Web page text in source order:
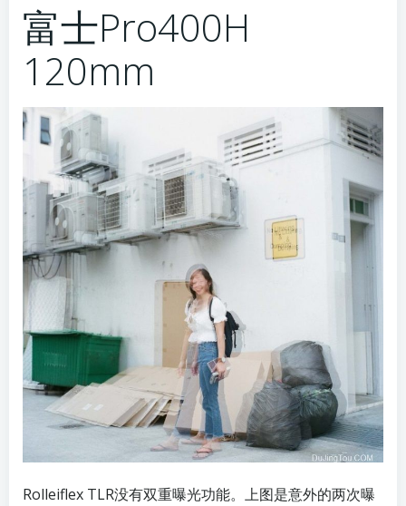
富士Pro400H
120mm
Rolleiflex TLR没有双重曝光功能。上图是意外的两次曝